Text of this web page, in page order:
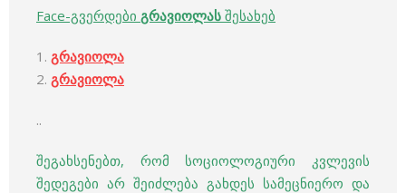
Face-გვერდები გრავიოლას შესახებ
1. გრავიოლა
2. გრავიოლა
..
შეგახსენებთ, რომ სოციოლოგიური კვლევის
შედეგები არ შეიძლება გახდეს სამეცნიერო და